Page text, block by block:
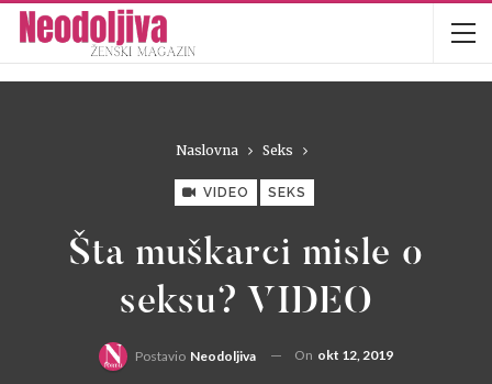
Naslovna Seks
VIDEO SEKS
Šta muškarci misle o
seksu? VIDEO
Postavio Neodoljiva On okt 12, 2019